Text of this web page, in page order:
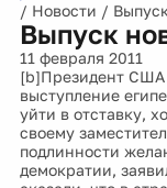
/ Новости /
Выпуск
11 февраля 2011
[b]Президент США
выступление
уйти в отставку,
своему
подлинности
демократии,